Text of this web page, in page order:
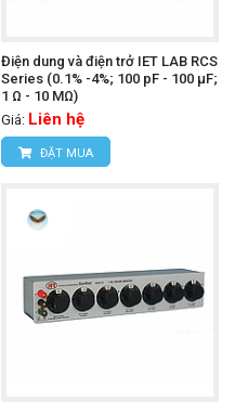
Điện dung và điện trở IET LAB RCS
Series (0.1% -4%; 100 pF - 100 µF;
1 Ω - 10 MΩ)
Giá: Liên hệ
ĐẶT MUA